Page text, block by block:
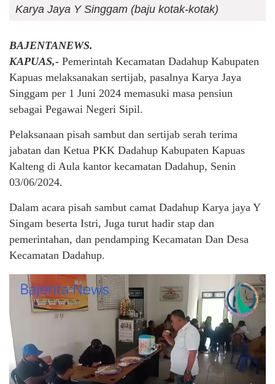
Karya Jaya Y Singgam (baju kotak-kotak)
BAJENTANEWS.
KAPUAS,- Pemerintah Kecamatan Dadahup Kabupaten
Kapuas melaksanakan sertijab, pasalnya Karya Jaya
Singgam per 1 Juni 2024 memasuki masa pensiun
sebagai Pegawai Negeri Sipil.
Pelaksanaan pisah sambut dan sertijab serah terima
jabatan dan Ketua PKK Dadahup Kabupaten Kapuas
Kalteng di Aula kantor kecamatan Dadahup, Senin
03/06/2024.
Dalam acara pisah sambut camat Dadahup Karya jaya Y
Singam beserta Istri, Juga turut hadir stap dan
pemerintahan, dan pendamping Kecamatan Dan Desa
Kecamatan Dadahup.